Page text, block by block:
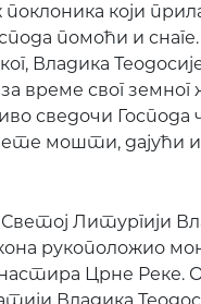
који
помоћи и
Теодосије
време свог
сведочи Господа
мошти,
Литургији
рукоположио
Црне Реке.